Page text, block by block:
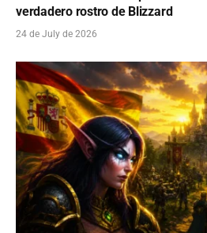
verdadero rostro de Blizzard
24 de July de 2026